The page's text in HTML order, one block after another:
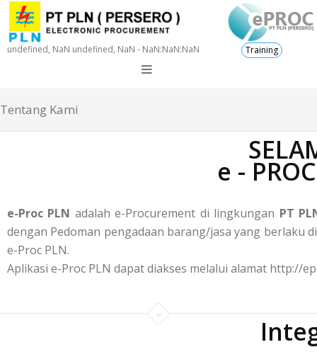
undefined, NaN undefined, NaN - NaN:NaN:NaN Training
Tentang Kami
e -
e-Proc PLN adalah e-Procurement di lingkungan PT
dengan Pedoman pengadaan barang/jasa yang berlaku
e-Proc PLN.
Aplikasi e-Proc PLN dapat diakses melalui alamat http://